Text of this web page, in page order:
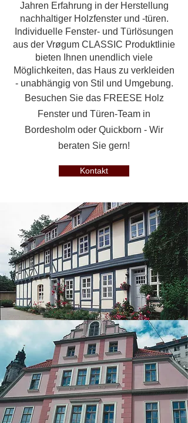
Jahren Erfahrung in der Herstellung
nachhaltiger Holzfenster und -türen.
Individuelle Fenster- und Türlösungen
aus der Vrøgum CLASSIC Produktlinie
bieten Ihnen unendlich viele
Möglichkeiten, das Haus zu verkleiden
- unabhängig von Stil und Umgebung.
Besuchen Sie das FREESE Holz
Fenster und Türen-Team in
Bordesholm oder Quickborn - Wir
beraten Sie gern!
Kontakt